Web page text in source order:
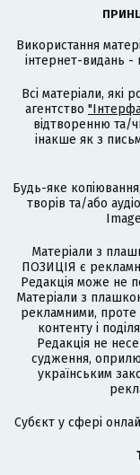
Використання
інтернет-видань -
Всі матеріали, які
агентство
відтворенню та/
інакше як з
Будь-яке
творів та/або
Матеріали з
ПОЗИЦІЯ є
Редакція може не
Матеріали з
рекламними, проте
контенту і
Редакція не несе
судження,
українським
Cубєкт у сфері